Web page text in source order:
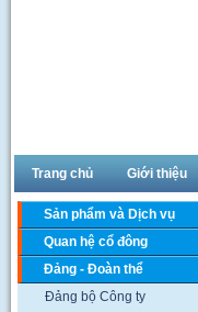
Trang chủ Giới thiệu
Sản phẩm và Dịch vụ
Quan hệ cổ đông
Đảng - Đoàn thể
Đảng bộ Công ty